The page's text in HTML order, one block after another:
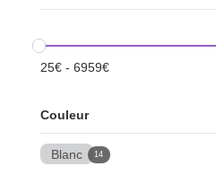
25€- 6959€
Couleur
Blanc 14